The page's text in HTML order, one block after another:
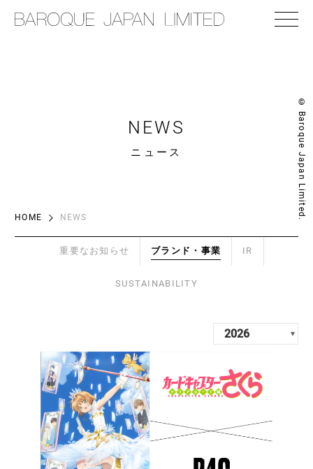
NEWS
ニュース © Baroque Japan Limited.
HOME NEWS
重要なお知らせ ブランド・事業 IR
SUSTAINABILITY